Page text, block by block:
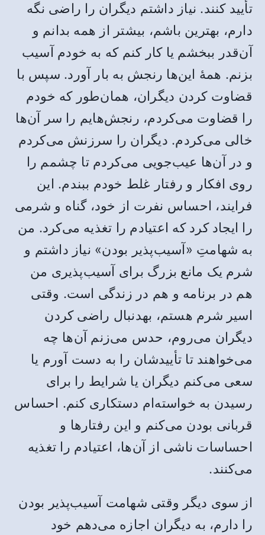
تأیید کنند. نیاز داشتم دیگران را راضی نگه
دارم، بهترین باشم، بیشتر از همه بدانم و
آن‌قدر ببخشم یا کار کنم که به خودم آسیب
بزنم. همۀ این‌ها رنجش به بار آورد. سپس با
قضاوت کردن دیگران، همان‌طور که خودم
را قضاوت می‌کردم، رنجش‌هایم را سر آن‌ها
خالی می‌کردم. دیگران را سرزنش می‌کردم
و در آن‌ها عیب‌جویی می‌کردم تا چشمم را
روی افکار و رفتار غلط خودم ببندم. این
فرایند، احساس نفرت از خود، گناه و شرمی
را ایجاد کرد که اعتیادم را تغذیه می‌کرد. من
به شهامتِ «آسیب‌پذیر بودن» نیاز داشتم و
شرم یک مانع بزرگ برای آسیب‌پذیری من
هم در برنامه و هم در زندگی است. وقتی
اسیر شرم هستم، بهدنبال راضی کردن
دیگران می‌روم، حدس می‌زنم آن‌ها چه
می‌خواهند تا تأییدشان را به دست آورم یا
سعی می‌کنم دیگران یا شرایط را برای
رسیدن به خواسته‌ام دستکاری کنم. احساس
قربانی بودن می‌کنم و این رفتارها و
احساسات ناشی از آن‌ها، اعتیادم را تغذیه
می‌کنند.
از سوی دیگر وقتی شهامت آسیب‌پذیر بودن
را دارم، به دیگران اجازه می‌دهم خود